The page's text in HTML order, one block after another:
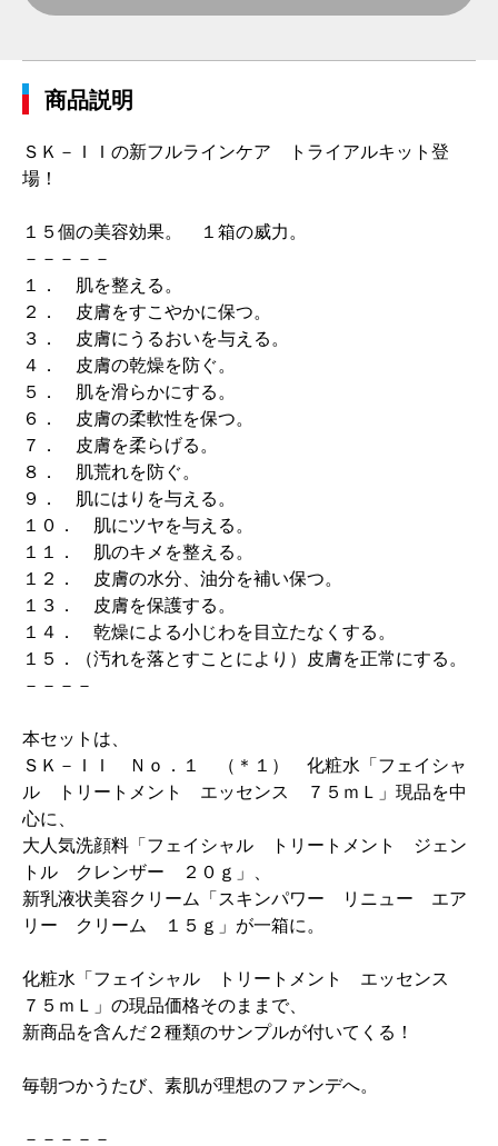
商品説明
ＳＫ－ＩＩの新フルラインケア トライアルキット登
場！
１５個の美容効果。 １箱の威力。
－－－－－
１． 肌を整える。
２． 皮膚をすこやかに保つ。
３． 皮膚にうるおいを与える。
４． 皮膚の乾燥を防ぐ。
５． 肌を滑らかにする。
６． 皮膚の柔軟性を保つ。
７． 皮膚を柔らげる。
８． 肌荒れを防ぐ。
９． 肌にはりを与える。
１０． 肌にツヤを与える。
１１． 肌のキメを整える。
１２． 皮膚の水分、油分を補い保つ。
１３． 皮膚を保護する。
１４． 乾燥による小じわを目立たなくする。
１５．（汚れを落とすことにより）皮膚を正常にする。
－－－－
本セットは、
ＳＫ－ＩＩ Ｎｏ．１ （＊１） 化粧水「フェイシャ
ル トリートメント エッセンス ７５ｍＬ」現品を中
心に、
大人気洗顔料「フェイシャル トリートメント ジェン
トル クレンザー ２０ｇ」、
新乳液状美容クリーム「スキンパワー リニュー エア
リー クリーム １５ｇ」が一箱に。
化粧水「フェイシャル トリートメント エッセンス
７５ｍＬ」の現品価格そのままで、
新商品を含んだ２種類のサンプルが付いてくる！
毎朝つかうたび、素肌が理想のファンデへ。
－－－－－